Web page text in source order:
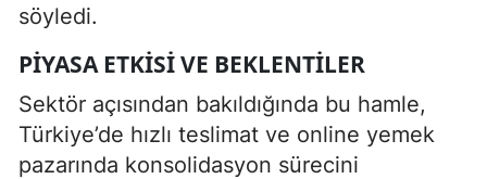
söyledi.
PIYASA ETKISI VE BEKLENTILER
Sektör açısından bakıldığında bu hamle,
Türkiye’de hızlı teslimat ve online yemek
pazarında konsolidasyon sürecini